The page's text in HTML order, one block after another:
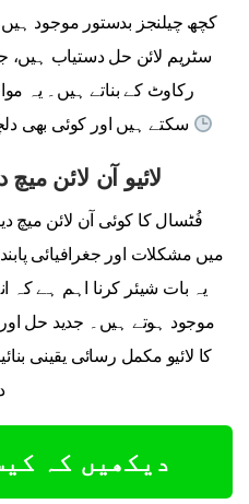
کچھ چیلنجز بدستور موجود
سٹریم لائن حل دستیاب ہیں،
رکاوٹ کے بناتے ہیں۔ یہ
لائیو آن لائن
فُٹسال کا کوئی آن لائن میچ
میں مشکلات اور جغرافیائی
یہ بات شیئر کرنا اہم ہے کہ
موجود ہوتے ہیں۔ جدید حل
کا لائیو مکمل رسائی یقینی
دیکھیں کہ